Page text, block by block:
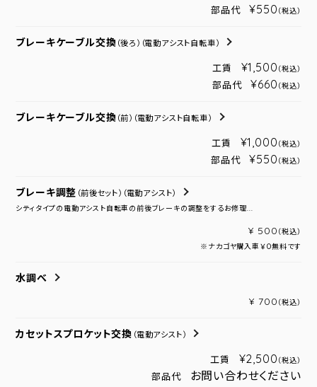
部品代 ¥550 （税込）
ブレーキケーブル交換 （後ろ） （電動アシスト自転車）
工賃 ¥1,500 （税込）
部品代 ¥660 （税込）
ブレーキケーブル交換 （前） （電動アシスト自転車）
工賃 ¥1,000 （税込）
部品代 ¥550 （税込）
ブレーキ調整 （前後セット） （電動アシスト）
シティタイプの電動アシスト自転車の前後ブレーキの調整をするお修理...
¥ 500 （税込）
※ナカゴヤ購入車￥０無料です
水調べ
¥ 700 （税込）
カセットスプロケット交換 （電動アシスト）
工賃 ¥2,500 （税込）
部品代 お問い合わせください